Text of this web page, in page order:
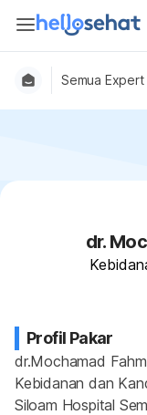
Semua Expert
dr.
Profil Pakar
dr.Mochamad
Kebidanan dan
Siloam Hospital